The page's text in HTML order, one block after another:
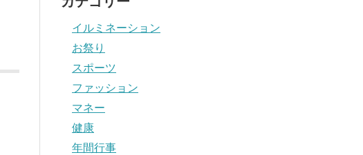
イルミネーション
お祭り
スポーツ
ファッション
マネー
健康
年間行事